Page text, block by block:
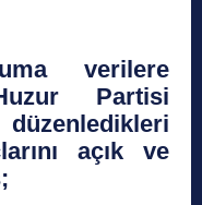
verilere
Partisi
açık ve